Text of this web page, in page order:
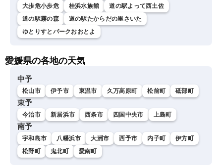
大歩危小歩危
桂浜水族館
道の駅よって西土佐
道の駅霧の森
道の駅たからだの里さいた
ゆとりすとパークおおとよ
愛媛県の各地の天気
中予
松山市 伊予市 東温市 久万高原町 松前町 砥部町
東予
今治市 新居浜市 西条市 四国中央市 上島町
南予
宇和島市 八幡浜市 大洲市 西予市 内子町
伊方町
松野町
鬼北町 愛南町